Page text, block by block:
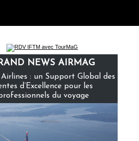
du voyage
NEWS AIRMAG
: un Support Global des
d’Excellence pour les
du voyage